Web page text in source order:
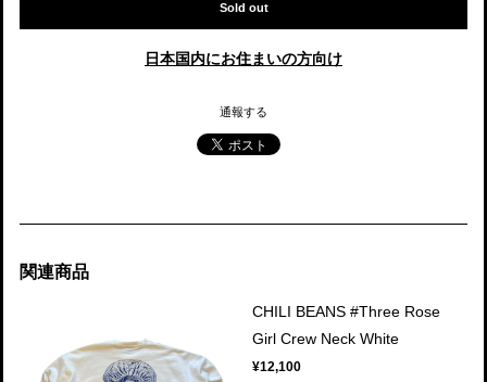
Sold out
日本国内にお住まいの方向け
通報する
関連商品
CHILI BEANS #Three Rose
Girl Crew Neck White
¥12,100